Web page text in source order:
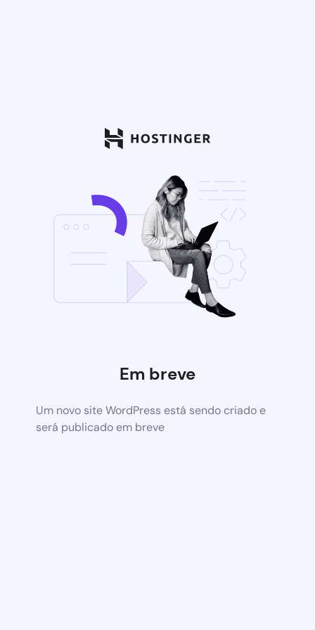
Em breve
Um novo site WordPress está sendo criado e
será publicado em breve